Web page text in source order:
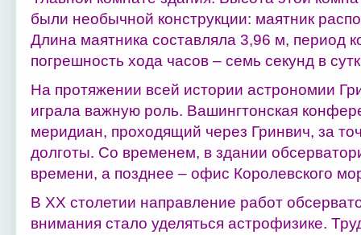
были необычной конструкции: маятник
Длина маятника составляла 3,96 м, период
погрешность хода часов – семь секунд в
На протяжении всей истории астрономии
играла важную роль. Вашингтонская
меридиан, проходящий через Гринвич, за
долготы. Со временем, в здании
времени, а позднее – офис Королевского
В XX столетии направление работ
внимания стало уделяться астрофизике.